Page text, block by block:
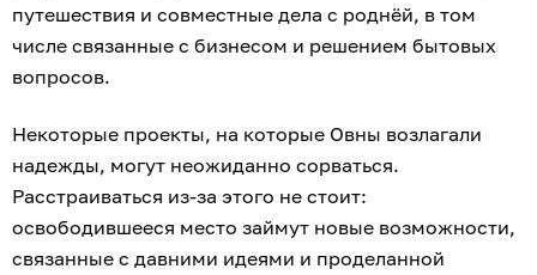
путешествия и совместные дела с роднёй, в том
числе связанные с бизнесом и решением бытовых
вопросов.
Некоторые проекты, на которые Овны возлагали
надежды, могут неожиданно сорваться.
Расстраиваться из-за этого не стоит:
освободившееся место займут новые возможности,
связанные с давними идеями и проделанной